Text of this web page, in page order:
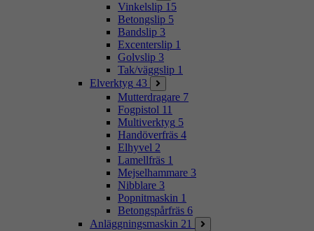
Vinkelslip 15
Betongslip 5
Bandslip 3
Excenterslip 1
Golvslip 3
Tak/väggslip 1
Elverktyg 43
Mutterdragare 7
Fogpistol 11
Multiverktyg 5
Handöverfräs 4
Elhyvel 2
Lamellfräs 1
Mejselhammare 3
Nibblare 3
Popnitmaskin 1
Betongspårfräs 6
Anläggningsmaskin 21